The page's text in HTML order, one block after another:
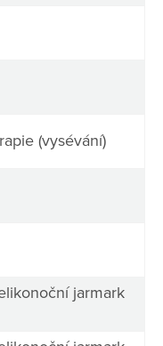
(vysévání)
jarmark